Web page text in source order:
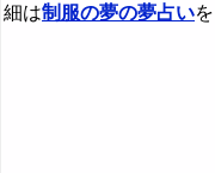
細は制服の夢の夢占い